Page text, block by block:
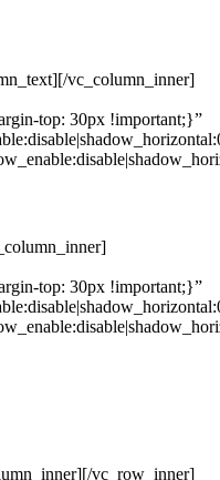
vc_column_inner]
top: 30px !important;}”
top: 30px !important;}”
vc_row_inner]